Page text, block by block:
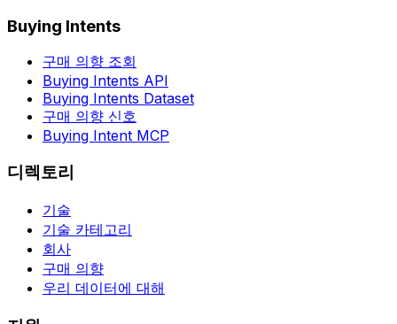
Buying Intents
구매 의향 조회
Buying Intents API
Buying Intents Dataset
구매 의향 신호
Buying Intent MCP
디렉토리
기술
기술 카테고리
회사
구매 의향
우리 데이터에 대해